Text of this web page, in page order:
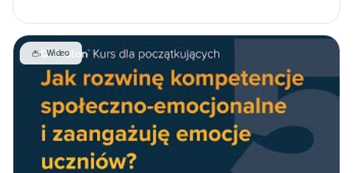
Wideo